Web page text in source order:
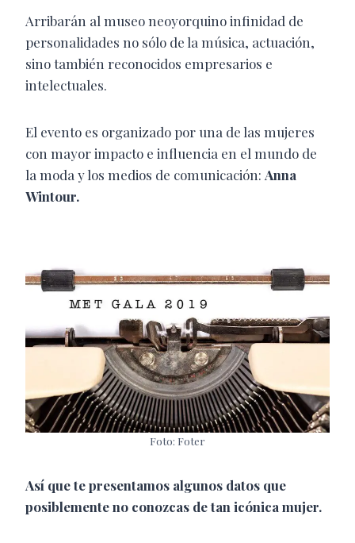
Arribarán al museo neoyorquino infinidad de
personalidades no sólo de la música, actuación,
sino también reconocidos empresarios e
intelectuales.
El evento es organizado por una de las mujeres
con mayor impacto e influencia en el mundo de
la moda y los medios de comunicación: Anna
Wintour.
Foto: Foter
Así que te presentamos algunos datos que
posiblemente no conozcas de tan icónica mujer.